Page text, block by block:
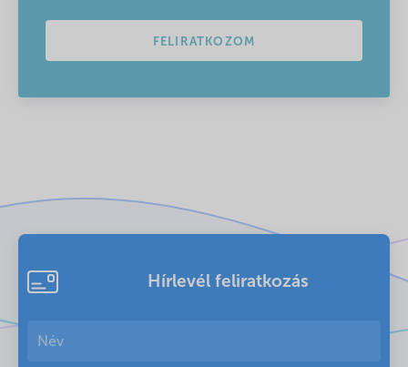
FELIRATKOZOM
Hírlevél feliratkozás